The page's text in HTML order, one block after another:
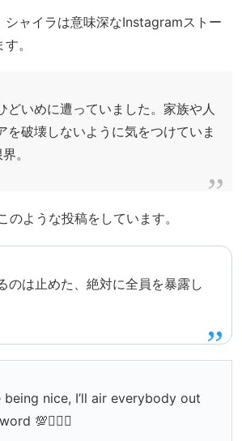
シャイラは意味深なInstagramストー
。
どいめに遭っていました。家族や人
を破壊しないように気をつけていま
。
ような投稿をしています。
のは止めた、絶対に全員を暴露し
being nice, I’ll air everybody out
💯🤷🏽‍♀️